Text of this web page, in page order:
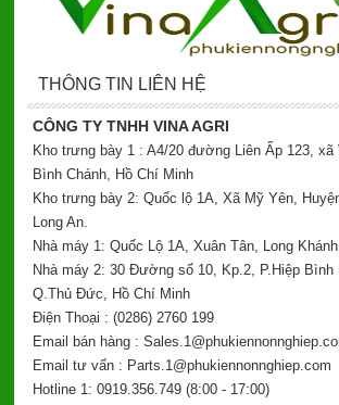
THÔNG TIN LIÊN HỆ
CÔNG TY TNHH VINA AGRI
Kho trưng bày 1 : A4/20 đường Liên Ấp 123, xã
Bình Chánh, Hồ Chí Minh
Kho trưng bày 2: Quốc lộ 1A, Xã Mỹ Yên,
Long An.
Nhà máy 1: Quốc Lộ 1A, Xuân Tân, Long
Nhà máy 2: 30 Đường số 10, Kp.2, P.Hiệp
Q.Thủ Đức, Hồ Chí Minh
Điện Thoại : (0286) 2760 199
Email bán hàng :
Email tư vấn : Parts.1@phukiennonnghiep.com
Hotline 1: 0919.356.749(8:00 - 17:00)